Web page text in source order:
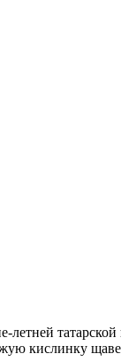
кислинку